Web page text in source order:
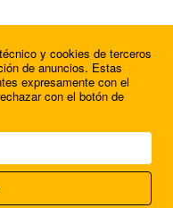
y cookies de terceros
de anuncios. Estas
expresamente con el
con el botón de